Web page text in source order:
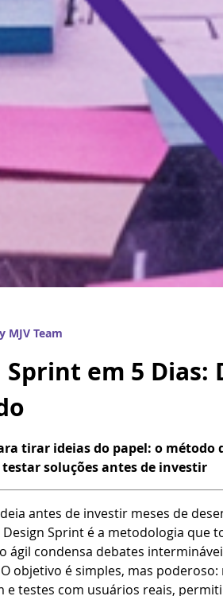
MJV Team
Sprint em 5
tirar ideias do papel: o
testar soluções antes de investir
antes de investir meses de
Design Sprint é a metodologia que
ágil condensa debates
objetivo é simples, mas
testes com usuários reais,